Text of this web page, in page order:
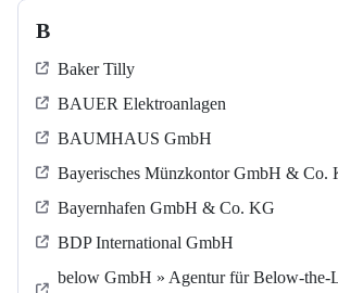
B
Baker Tilly
BAUER Elektroanlagen
BAUMHAUS GmbH
Bayerisches Münzkontor GmbH & Co.
Bayernhafen GmbH & Co. KG
BDP International GmbH
below GmbH » Agentur für Below-the-